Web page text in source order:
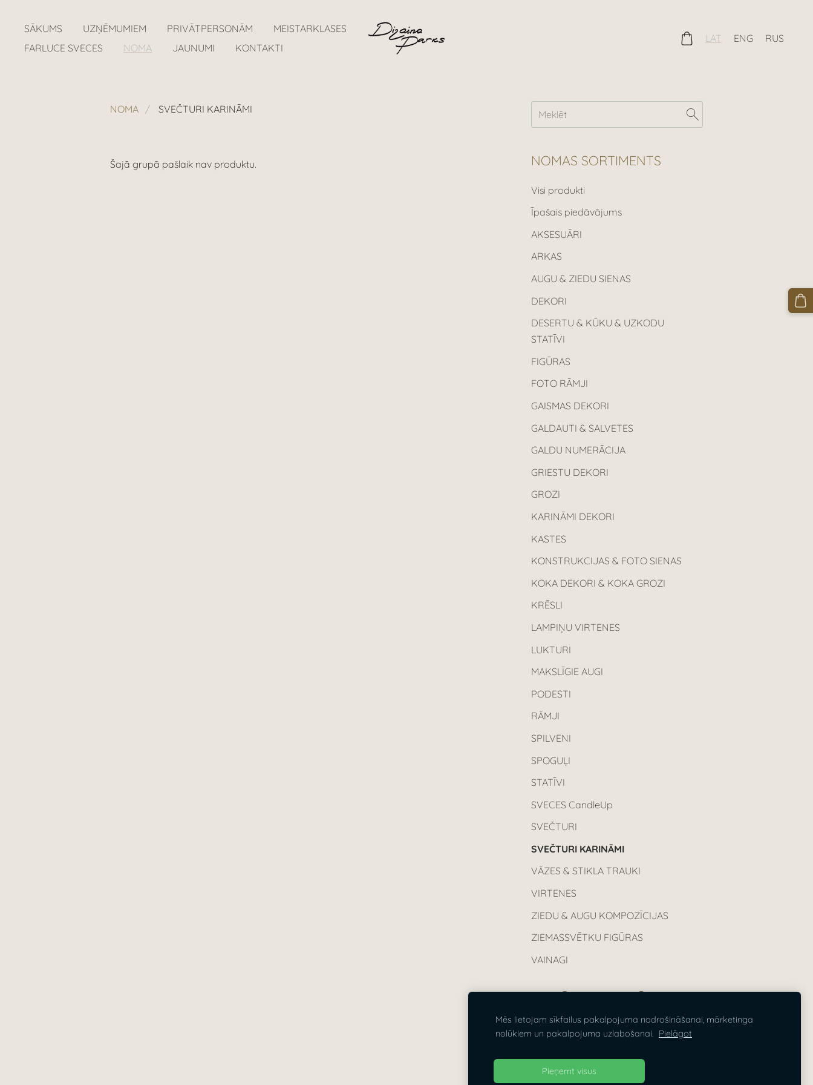
SĀKUMS UZŅĒMUMIEM PRIVĀTPERSONĀM
MEISTARKLASES
FARLUCE SVECES
NOMA JAUNUMI KONTAKTI
LAT ENG RUS
NOMAS SORTIMENTS
Visi produkti
Īpašais piedāvājums
AKSESUĀRI
ARKAS
AUGU & ZIEDU SIENAS
DEKORI
DESERTU & KŪKU & UZKODU
STATĪVI
FIGŪRAS
FOTO RĀMJI
GAISMAS DEKORI
GALDAUTI & SALVETES
GALDU NUMERĀCIJA
GRIESTU DEKORI
GROZI
KARINĀMI DEKORI
KASTES
KONSTRUKCIJAS & FOTO SIENAS
KOKA DEKORI & KOKA GROZI
KRĒSLI
LAMPIŅU VIRTENES
LUKTURI
MAKSLĪGIE AUGI
PODESTI
RĀMJI
SPILVENI
SPOGUĻI
STATĪVI
SVECES CandleUp
SVEČTURI
SVEČTURI KARINĀMI
VĀZES & STIKLA TRAUKI
VIRTENES
ZIEDU & AUGU KOMPOZĪCIJAS
ZIEMASSVĒTKU FIGŪRAS
VAINAGI
SVARĪGA INFORMĀCIJA
Visas cenas norādītas ieskaitot PVN
NOMA SVEČTURI KARINĀMI
Šajā grupā pašlaik nav produktu.
Mēs lietojam sīkfailus pakalpojuma nodrošināšanai, mārketinga
nolūkiem un pakalpojuma uzlabošanai. Pielāgot
Pieņemt visus